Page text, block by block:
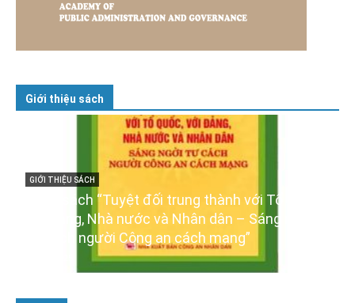
Giới thiệu sách
GIỚI THIỆU SÁCH
Ra mắt ba cuốn sách ảnh chào mừng Đại hội
XIV của Đảng
16/01/2026